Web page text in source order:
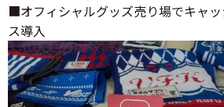
■オフィシャルグッズ売り場でキャ
ス導入